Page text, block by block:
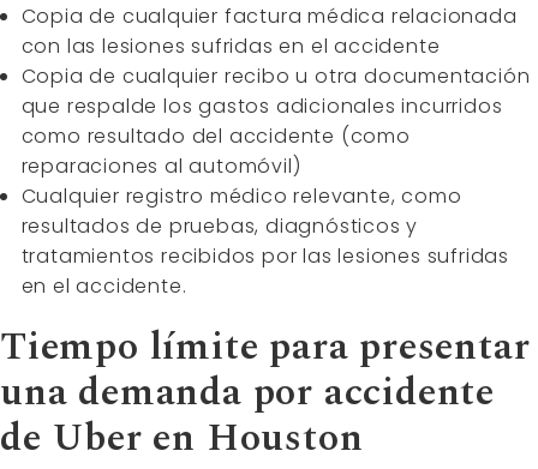
Copia de cualquier factura médica relacionada
con las lesiones sufridas en el accidente
Copia de cualquier recibo u otra documentación
que respalde los gastos adicionales incurridos
como resultado del accidente (como
reparaciones al automóvil)
Cualquier registro médico relevante, como
resultados de pruebas, diagnósticos y
tratamientos recibidos por las lesiones sufridas
en el accidente.
Tiempo límite para presentar
una demanda por accidente
de Uber en Houston